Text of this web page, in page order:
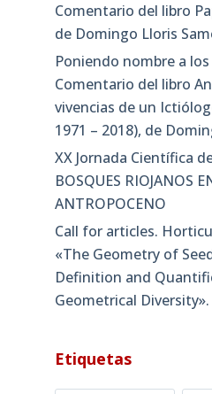
Comentario del libro
de Domingo Lloris
Poniendo nombre a
Comentario del libro
vivencias de un
1971 – 2018), de
XX Jornada Científica
BOSQUES RIOJANOS
ANTROPOCENO
Call for articles.
«The Geometry of
Definition and
Geometrical Diversity»​.
Etiquetas